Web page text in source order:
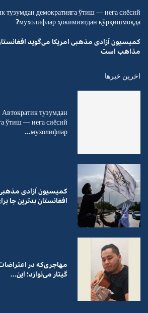
тузумдан демократияга ўтиш — нега сиёсий
мухолифлар ҳокимиятдан қўрқишмоқда?
کمیسیون آزادی مذهبی امریکا می‌گوید
مذاهب است
اخرین خبرها
тузумдан
ўтиш — нега сиёсий
мухолифлар...
کمیسیون آزادی
افغانستان بدترین جا
مهاجری‌که در
گیتار می‌نوازد؛ این...